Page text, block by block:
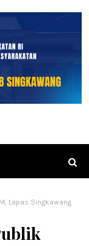
Lapas Singkawang